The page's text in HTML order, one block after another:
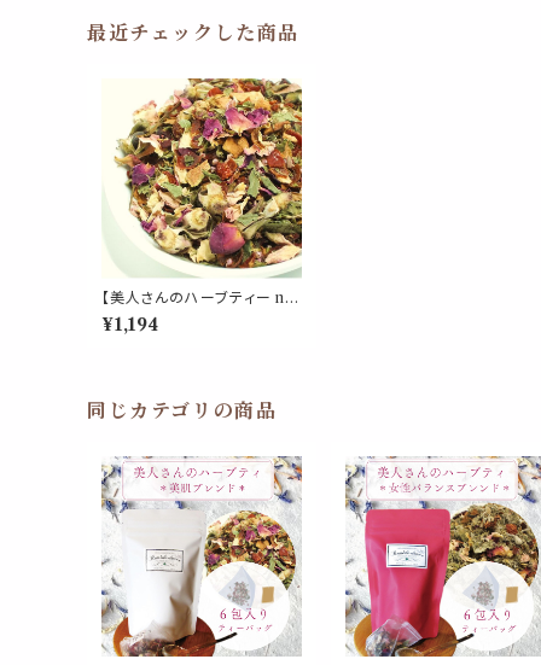
最近チェックした商品
【美人さんのハーブティー no.
8】美人 美肌 ブレンド リーフ
30g ビタミンC ローズヒップ
フト 贈り物 ご自愛 プレゼント
リラックス
¥1,194
同じカテゴリの商品